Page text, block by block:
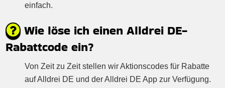
einfach.
Wie löse ich einen Alldrei DE-
Rabattcode ein?
Von Zeit zu Zeit stellen wir Aktionscodes für Rabatte
auf Alldrei DE und der Alldrei DE App zur Verfügung.